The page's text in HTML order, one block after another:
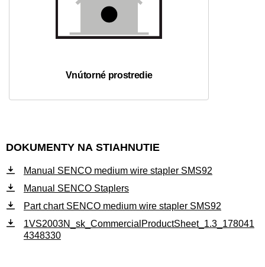
Vnútorné prostredie
DOKUMENTY NA STIAHNUTIE
Manual SENCO medium wire stapler SMS92
Manual SENCO Staplers
Part chart SENCO medium wire stapler SMS92
1VS2003N_sk_CommercialProductSheet_1.3_178041
4348330